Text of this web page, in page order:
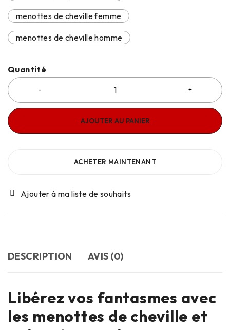
menottes de cheville femme
menottes de cheville homme
Quantité
AJOUTER AU PANIER
ACHETER MAINTENANT
DESCRIPTION AVIS (0)
Libérez vos fantasmes avec
les menottes de cheville et